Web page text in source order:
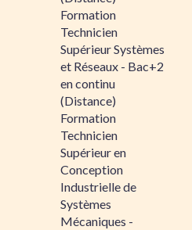
Formation
Technicien
Supérieur Systèmes
et Réseaux - Bac+2
en continu
(Distance)
Formation
Technicien
Supérieur en
Conception
Industrielle de
Systèmes
Mécaniques -